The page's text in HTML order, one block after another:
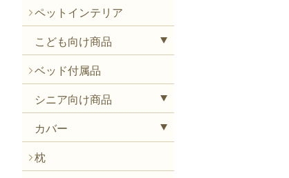
ペットインテリア
こども向け商品
ベッド付属品
シニア向け商品
カバー
枕